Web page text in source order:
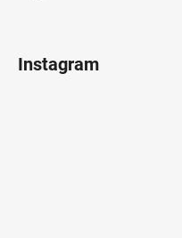
Instagram